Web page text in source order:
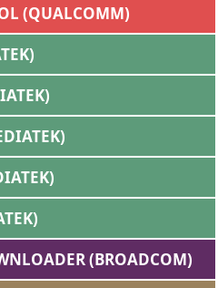
(QUALCOMM)
(BROADCOM)